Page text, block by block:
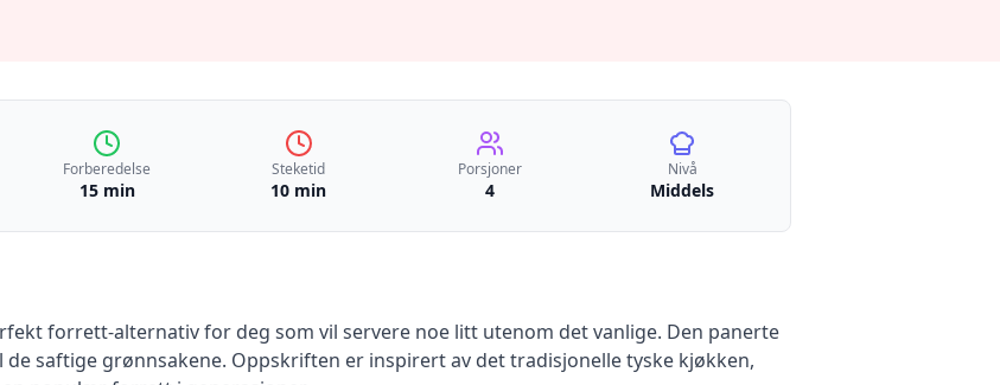
Forberedelse
15 min
Steketid
10 min
Porsjoner
4
Nivå
Middels
forrett-alternativ for deg som vil servere noe litt utenom det vanlige. Den panerte
saftige grønnsakene. Oppskriften er inspirert av det tradisjonelle tyske kjøkken,